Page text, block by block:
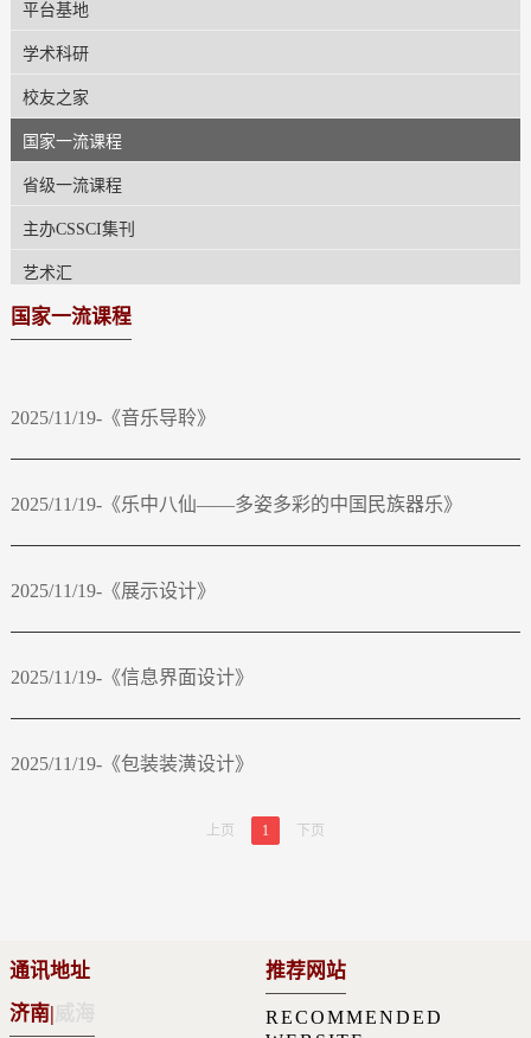
平台基地
学术科研
校友之家
国家一流课程
省级一流课程
主办CSSCI集刊
艺术汇
国家一流课程
2025/11/19-《音乐导聆》
2025/11/19-《乐中八仙——多姿多彩的中国民族器乐》
2025/11/19-《展示设计》
2025/11/19-《信息界面设计》
2025/11/19-《包装装潢设计》
上页 1 下页
通讯地址
济南|
推荐网站
RECOMMENDED